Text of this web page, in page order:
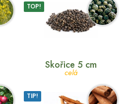
TOP!
Skořice 5 cm
celá
TIP!